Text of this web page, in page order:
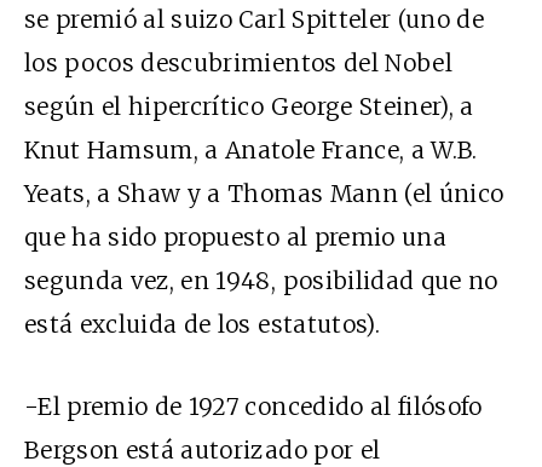
se premió al suizo Carl Spitteler (uno de
los pocos descubrimientos del Nobel
según el hipercrítico George Steiner), a
Knut Hamsum, a Anatole France, a W.B.
Yeats, a Shaw y a Thomas Mann (el único
que ha sido propuesto al premio una
segunda vez, en 1948, posibilidad que no
está excluida de los estatutos).
-El premio de 1927 concedido al filósofo
Bergson está autorizado por el